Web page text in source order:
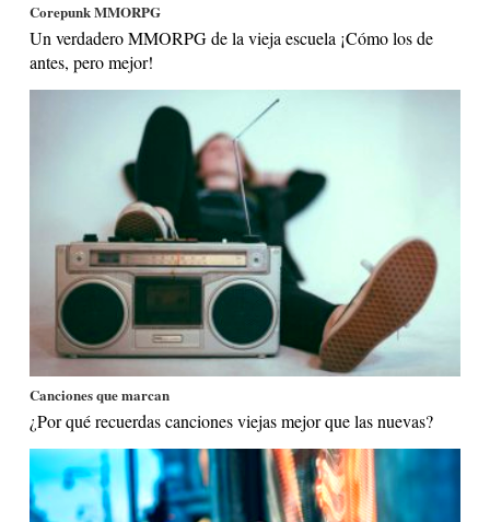
Corepunk MMORPG
Un verdadero MMORPG de la vieja escuela ¡Cómo los de
antes, pero mejor!
Canciones que marcan
¿Por qué recuerdas canciones viejas mejor que las nuevas?